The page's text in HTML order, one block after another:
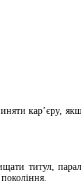
кар’єру,
титул,